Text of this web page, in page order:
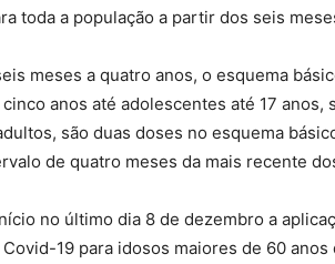
toda a população a partir dos seis
meses a quatro anos, o esquema
anos até adolescentes até 17 anos,
são duas doses no esquema
de quatro meses da mais recente
no último dia 8 de dezembro a
19 para idosos maiores de 60 anos